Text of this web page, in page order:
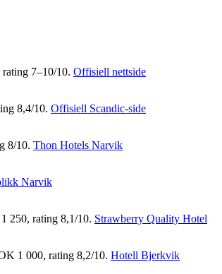
7–10/10. Offisiell nettside
8,4/10. Offisiell Scandic-side
8/10. Thon Hotels Narvik
Narvik
250, rating 8,1/10. Strawberry Quality Hotel
1 000, rating 8,2/10. Hotell Bjerkvik